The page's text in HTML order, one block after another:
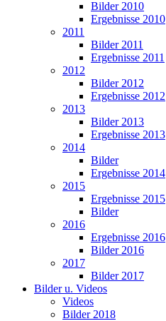
Bilder 2010
Ergebnisse 2010
2011
Bilder 2011
Ergebnisse 2011
2012
Bilder 2012
Ergebnisse 2012
2013
Bilder 2013
Ergebnisse 2013
2014
Bilder
Ergebnisse 2014
2015
Ergebnisse 2015
Bilder
2016
Ergebnisse 2016
Bilder 2016
2017
Bilder 2017
Bilder u. Videos
Videos
Bilder 2018